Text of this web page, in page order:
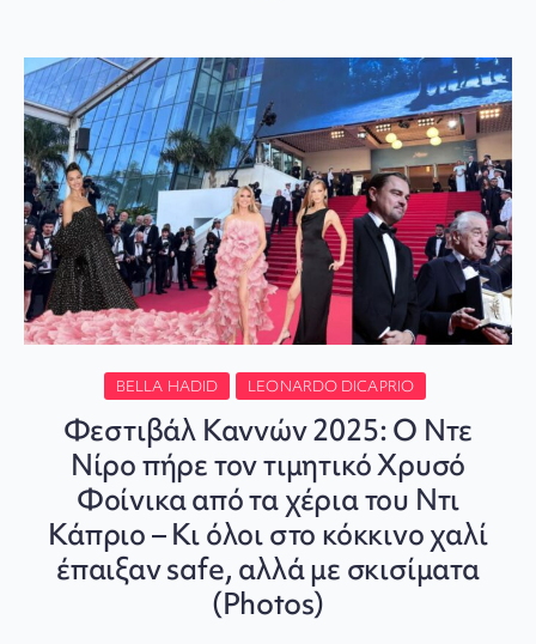
BELLA HADID LEONARDO DICAPRIO
Φεστιβάλ Καννών 2025: Ο Ντε
Νίρο πήρε τον τιμητικό Χρυσό
Φοίνικα από τα χέρια του Ντι
Κάπριο – Κι όλοι στο κόκκινο χαλί
έπαιξαν safe, αλλά με σκισίματα
(Photos)